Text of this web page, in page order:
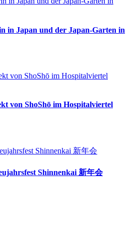
in Japan und der Japan-Garten in
von ShoShō im Hospitalviertel
Shinnenkai 新年会